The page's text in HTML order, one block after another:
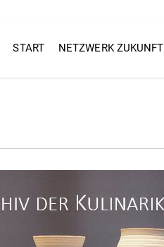
START NETZWERK ZUKUNFT